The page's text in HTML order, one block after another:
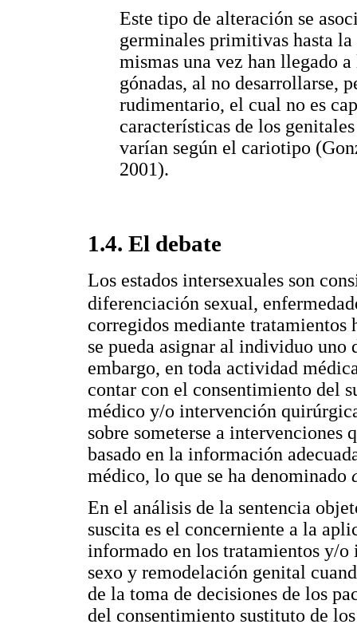
Este tipo de alteración se
germinales primitivas hasta
mismas una vez han llegado
gónadas, al no desarrollarse,
rudimentario, el cual no es
características de los
varían según el cariotipo
2001).
1.4. El debate
Los estados intersexuales son
diferenciación sexual,
corregidos mediante
se pueda asignar al individuo uno
embargo, en toda actividad
contar con el consentimiento del
médico y/o intervención
sobre someterse a
basado en la información
médico, lo que se ha denominado
En el análisis de la sentencia
suscita es el concerniente a la
informado en los tratamientos y/o
sexo y remodelación genital
de la toma de decisiones de los
del consentimiento sustituto de